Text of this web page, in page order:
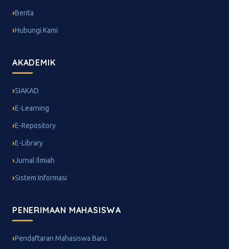
Berita
Hubungi Kami
AKADEMIK
SIAKAD
E-Learning
E-Repository
E-Library
Jurnal Ilmiah
Sistem Informasi
PENERIMAAN MAHASISWA
Pendaftaran Mahasiswa Baru